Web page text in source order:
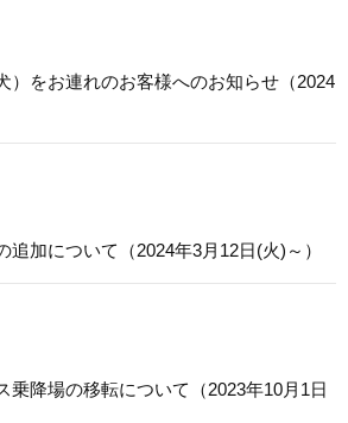
）をお連れのお客様へのお知らせ（2024
追加について（2024年3月12日(火)～）
乗降場の移転について（2023年10月1日